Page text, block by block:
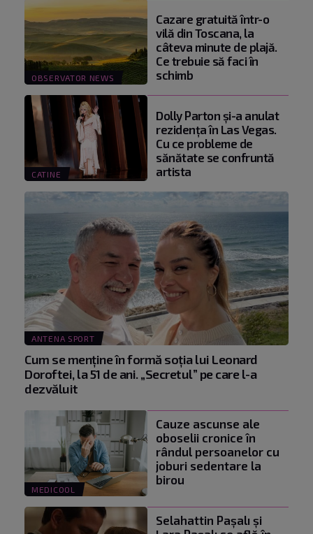
OBSERVATOR NEWS
Cazare gratuită într-o
vilă din Toscana, la
câteva minute de plajă.
Ce trebuie să faci în
schimb
CATINE
Dolly Parton și-a anulat
rezidența în Las Vegas.
Cu ce probleme de
sănătate se confruntă
artista
ANTENA SPORT
Cum se menţine în formă soţia lui Leonard
Doroftei, la 51 de ani. „Secretul” pe care l-a
dezvăluit
MEDICOOL
Cauze ascunse ale
oboselii cronice în
rândul persoanelor cu
joburi sedentare la
birou
Selahattin Paşalı și